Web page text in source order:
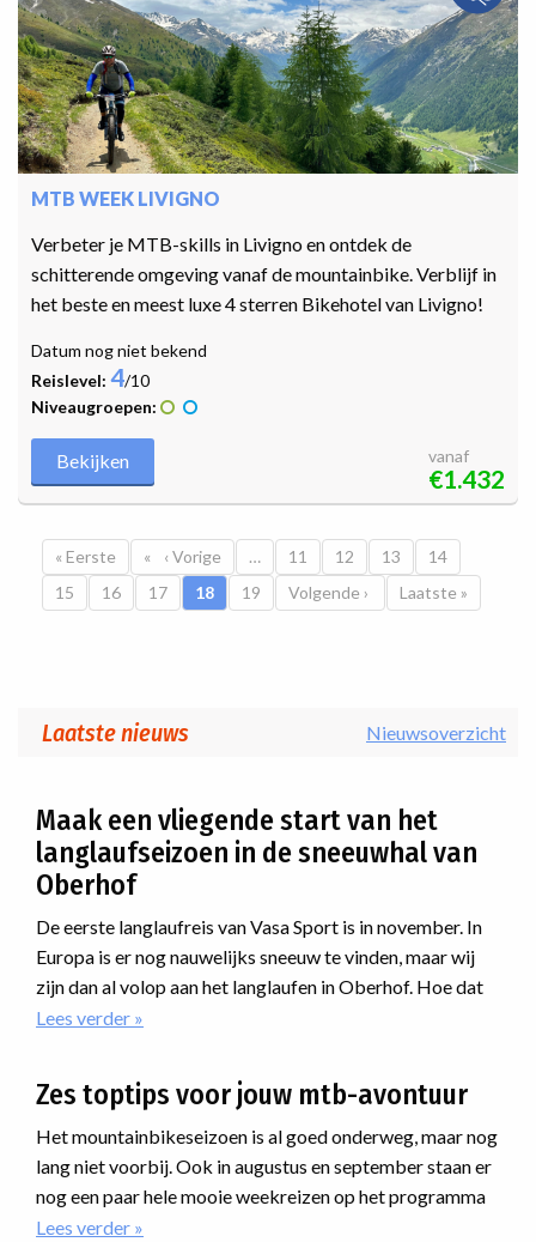
MTB WEEK LIVIGNO
Verbeter je MTB-skills in Livigno en ontdek de
schitterende omgeving vanaf de mountainbike. Verblijf in
het beste en meest luxe 4 sterren Bikehotel van Livigno!
Datum nog niet bekend
Reislevel: 4/10
Niveaugroepen:
Bekijken vanaf
€1.432
Paginatie
Eerste pagina
« Eerste Vorige pagina
‹ Vorige … Pagina
11 Pagina
12 Pagina
13 Pagina
14
Pagina
15 Pagina
16 Pagina
17 Huidige pagina
18 Pagina
19 Volgende pagina
Volgende › Laatste pagina
Laatste »
Laatste nieuws Nieuwsoverzicht
Maak een vliegende start van het
langlaufseizoen in de sneeuwhal van
Oberhof
De eerste langlaufreis van Vasa Sport is in november. In
Europa is er nog nauwelijks sneeuw te vinden, maar wij
zijn dan al volop aan het langlaufen in Oberhof. Hoe dat
kan en waarom?
Lees verder over
vliegende
van
het
langlaufseizoen
in
Zes toptips voor jouw mtb-avontuur
Het mountainbikeseizoen is al goed onderweg, maar nog
lang niet voorbij. Ook in augustus en september staan er
nog een paar hele mooie weekreizen op het programma
waar je nog bij kunt aansluiten. Van uitdagende routes
Lees verder over